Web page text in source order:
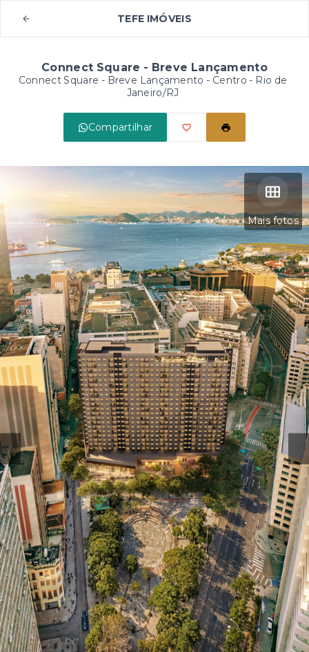
TEFE IMÓVEIS
Connect Square - Breve Lançamento
Connect Square - Breve Lançamento - Centro - Rio de
Janeiro/RJ
Compartilhar
Mais fotos